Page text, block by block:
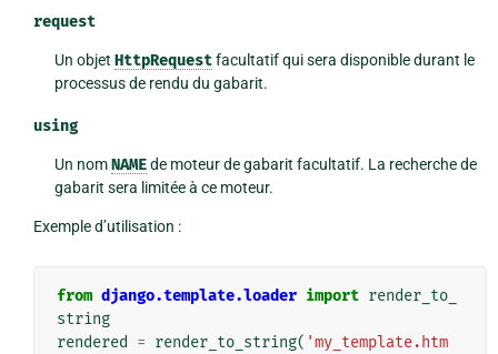
request
Un objetHttpRequestfacultatif qui sera disponible durant le
processus de rendu du gabarit.
using
Un nomNAMEde moteur de gabarit facultatif. La recherche de
gabarit sera limitée à ce moteur.
Exemple d’utilisation :
from django.template.loader import render_to_
string
rendered
= render_to_string( 'my_template.htm